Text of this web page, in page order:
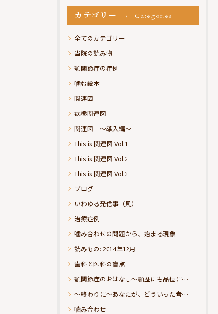
カテゴリー Categories
全てのカテゴリー
当院の読み物
顎関節症の症例
噛む絵本
関連図
病態関連図
関連図 ～導入編～
This is 関連図 Vol.1
This is 関連図 Vol.2
This is 関連図 Vol.3
ブログ
いわゆる発信事（風）
治療症例
噛み合わせの問題から、始まる現象
読みもの: 2014年12月
歯科と医科の盲点
顎関節症のおはなし～顎歴にも品位にこだわりたい
～終わりに～あなたが、どういった考えの治療をお求めになられるのか？
嚙み合わせ